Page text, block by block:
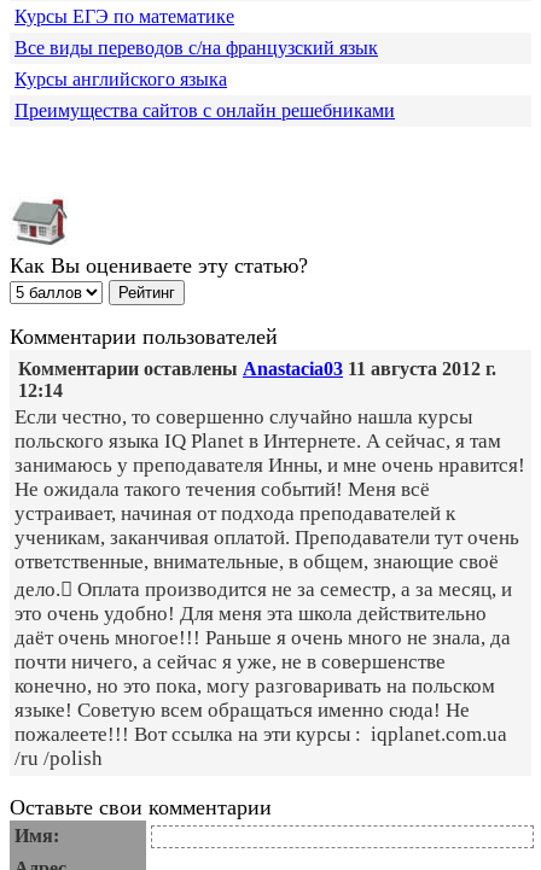
Курсы ЕГЭ по математике
Все виды переводов с/на французский язык
Курсы английского языка
Преимущества сайтов с онлайн решебниками
Как Вы оцениваете эту статью?
Комментарии пользователей
Комментарии оставлены Anastacia03 11 августа 2012 г.
12:14
Если честно, то совершенно случайно нашла курсы
польского языка IQ Planet в Интернете. А сейчас, я там
занимаюсь у преподавателя Инны, и мне очень нравится!
Не ожидала такого течения событий! Меня всё
устраивает, начиная от подхода преподавателей к
ученикам, заканчивая оплатой. Преподаватели тут очень
ответственные, внимательные, в общем, знающие своё
дело. Оплата производится не за семестр, а за месяц, и
это очень удобно! Для меня эта школа действительно
даёт очень многое!!! Раньше я очень много не знала, да
почти ничего, а сейчас я уже, не в совершенстве
конечно, но это пока, могу разговаривать на польском
языке! Советую всем обращаться именно сюда! Не
пожалеете!!! Вот ссылка на эти курсы : iqplanet.com.ua
/ru /polish
Оставьте свои комментарии
Имя: